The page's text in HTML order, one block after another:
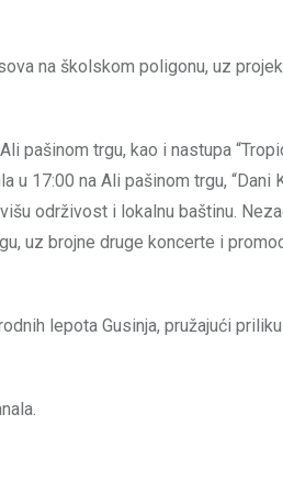
na školskom poligonu, uz
pašinom trgu, kao i nastupa
u 17:00 na Ali pašinom trgu, “Dani
održivost i lokalnu baštinu.
uz brojne druge koncerte i
lepota Gusinja, pružajući